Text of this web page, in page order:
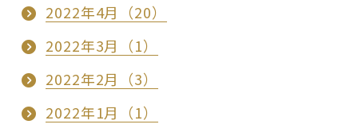
2022年4月（20）
2022年3月（1）
2022年2月（3）
2022年1月（1）